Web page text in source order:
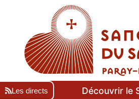
Les directs Découvrir le